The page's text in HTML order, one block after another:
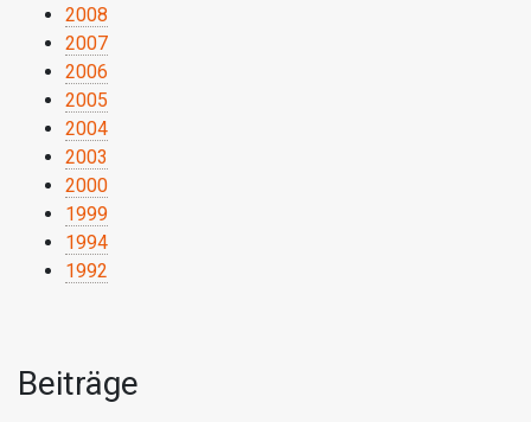
2008
2007
2006
2005
2004
2003
2000
1999
1994
1992
Beiträge